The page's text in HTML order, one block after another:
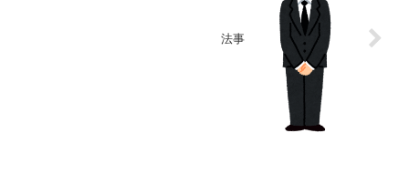
法事